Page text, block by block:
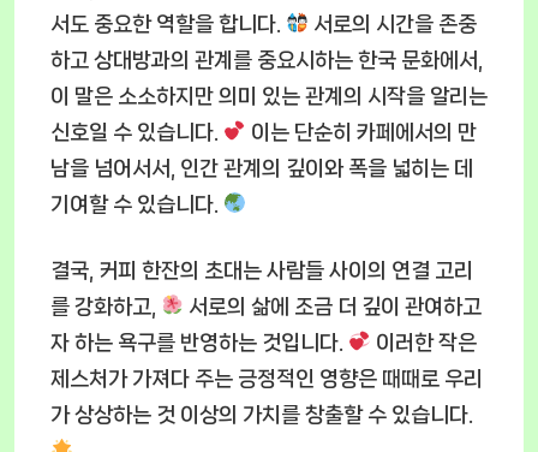
서도 중요한 역할을 합니다.
서로의 시간을 존중
하고 상대방과의 관계를 중요시하는 한국 문화에서,
이 말은 소소하지만 의미 있는 관계의 시작을 알리는
신호일 수 있습니다.
이는 단순히 카페에서의 만
남을 넘어서서, 인간 관계의 깊이와 폭을 넓히는 데
기여할 수 있습니다.
결국, 커피 한잔의 초대는 사람들 사이의 연결 고리
를 강화하고,
서로의 삶에 조금 더 깊이 관여하고
자 하는 욕구를 반영하는 것입니다.
이러한 작은
제스처가 가져다 주는 긍정적인 영향은 때때로 우리
가 상상하는 것 이상의 가치를 창출할 수 있습니다.